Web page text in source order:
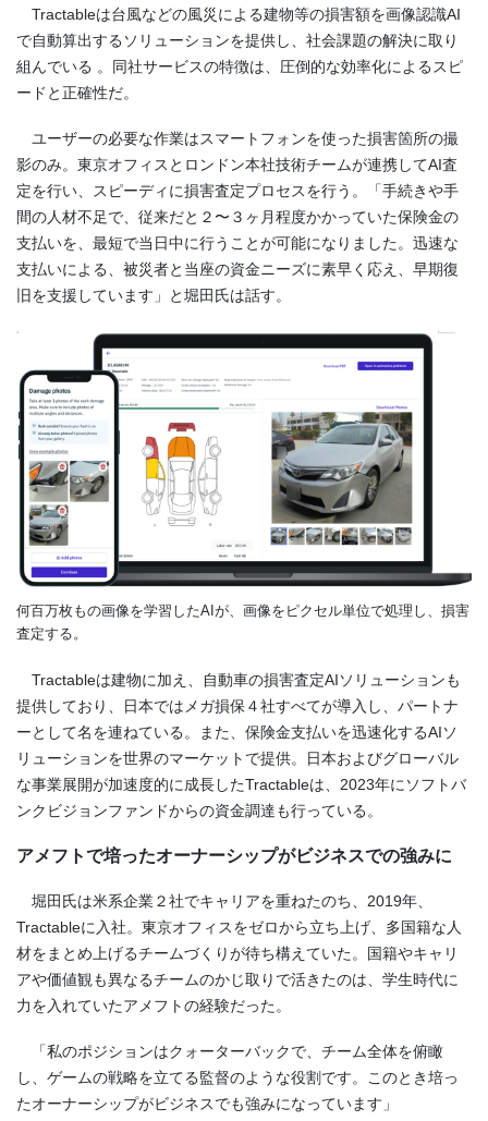
Tractableは台風などの風災による建物等の損害額を画像認識AI
で自動算出するソリューションを提供し、社会課題の解決に取り
組んでいる 。同社サービスの特徴は、圧倒的な効率化によるスピ
ードと正確性だ。
ユーザーの必要な作業はスマートフォンを使った損害箇所の撮
影のみ。東京オフィスとロンドン本社技術チームが連携してAI査
定を行い、スピーディに損害査定プロセスを行う。「手続きや手
間の人材不足で、従来だと２〜３ヶ月程度かかっていた保険金の
支払いを、最短で当日中に行うことが可能になりました。迅速な
支払いによる、被災者と当座の資金ニーズに素早く応え、早期復
旧を支援しています」と堀田氏は話す。
何百万枚もの画像を学習したAIが、画像をピクセル単位で処理し、損害
査定する。
Tractableは建物に加え、自動車の損害査定AIソリューションも
提供しており、日本ではメガ損保４社すべてが導入し、パートナ
ーとして名を連ねている。また、保険金支払いを迅速化するAIソ
リューションを世界のマーケットで提供。日本およびグローバル
な事業展開が加速度的に成長したTractableは、2023年にソフトバ
ンクビジョンファンドからの資金調達も行っている。
アメフトで培ったオーナーシップがビジネスでの強みに
堀田氏は米系企業２社でキャリアを重ねたのち、2019年、
Tractableに入社。東京オフィスをゼロから立ち上げ、多国籍な人
材をまとめ上げるチームづくりが待ち構えていた。国籍やキャリ
アや価値観も異なるチームのかじ取りで活きたのは、学生時代に
力を入れていたアメフトの経験だった。
「私のポジションはクォーターバックで、チーム全体を俯瞰
し、ゲームの戦略を立てる監督のような役割です。このとき培っ
たオーナーシップがビジネスでも強みになっています」